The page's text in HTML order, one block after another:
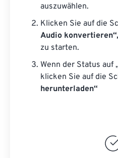
auszuwählen.
Klicken Sie auf die
Audio konvertieren“,
zu starten.
Wenn der Status auf
klicken Sie auf die
herunterladen“